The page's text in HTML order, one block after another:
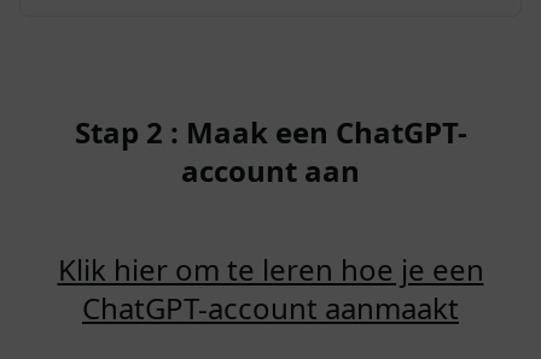
Stap 2 : Maak een ChatGPT-
account aan
Klik hier om te leren hoe je een
ChatGPT-account aanmaakt